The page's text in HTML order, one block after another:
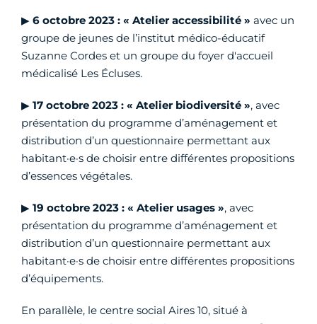
▶ 6 octobre 2023 : « Atelier accessibilité » avec un
groupe de jeunes de l’institut médico-éducatif
Suzanne Cordes et un groupe du foyer d'accueil
médicalisé Les Écluses.
▶ 17 octobre 2023 : « Atelier biodiversité », avec
présentation du programme d’aménagement et
distribution d’un questionnaire permettant aux
habitant·e·s de choisir entre différentes propositions
d’essences végétales.
▶ 19 octobre 2023 : « Atelier usages », avec
présentation du programme d’aménagement et
distribution d’un questionnaire permettant aux
habitant·e·s de choisir entre différentes propositions
d’équipements.
En parallèle, le centre social Aires 10, situé à